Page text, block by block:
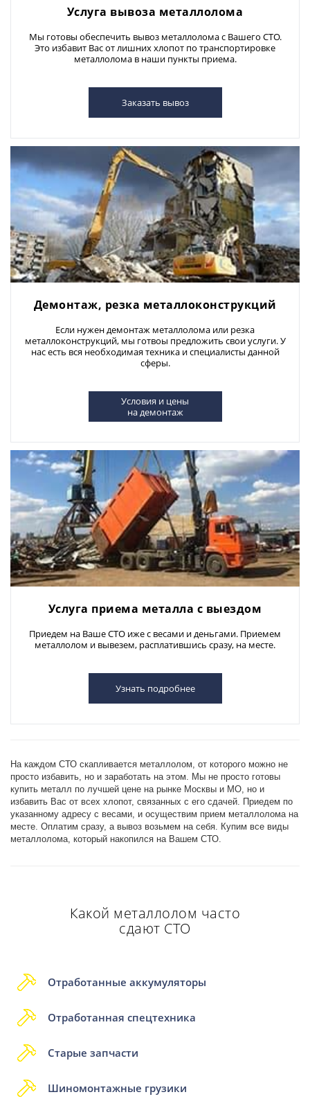
Услуга вывоза металлолома
Мы готовы обеспечить вывоз металлолома с Вашего СТО.
Это избавит Вас от лишних хлопот по транспортировке
металлолома в наши пункты приема.
Заказать вывоз
Демонтаж, резка металлоконструкций
Если нужен демонтаж металлолома или резка
металлоконструкций, мы готвоы предложить свои услуги. У
нас есть вся необходимая техника и специалисты данной
сферы.
Условия и цены
на демонтаж
Услуга приема металла с выездом
Приедем на Ваше СТО иже с весами и деньгами. Приемем
металлолом и вывезем, расплатившись сразу, на месте.
Узнать подробнее
На каждом СТО скапливается металлолом, от которого можно не
просто избавить, но и заработать на этом. Мы не просто готовы
купить металл по лучшей цене на рынке Москвы и МО, но и
избавить Вас от всех хлопот, связанных с его сдачей. Приедем по
указанному адресу с весами, и осуществим прием металлолома на
месте. Оплатим сразу, а вывоз возьмем на себя. Купим все виды
металлолома, который накопился на Вашем СТО.
Какой металлолом часто
сдают СТО
Отработанные аккумуляторы
Отработанная спецтехника
Старые запчасти
Шиномонтажные грузики